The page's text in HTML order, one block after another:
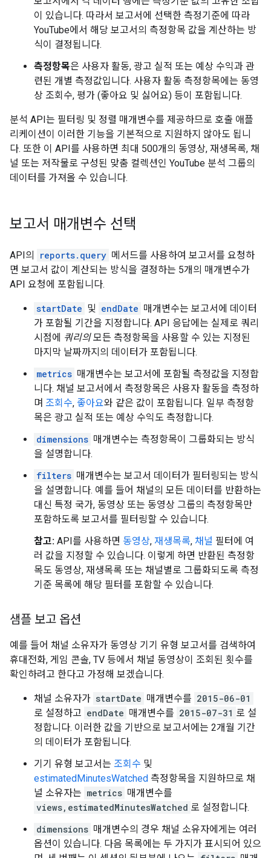
이 있습니다. 따라서 보고서에 선택한 측정기준에 따라
YouTube에서 해당 보고서의 측정항목 값을 계산하는 방
식이 결정됩니다.
측정항목은 사용자 활동, 광고 실적 또는 예상 수익과 관
련된 개별 측정값입니다. 사용자 활동 측정항목에는 동영
상 조회수, 평가 (좋아요 및 싫어요) 등이 포함됩니다.
분석 API는 필터링 및 정렬 매개변수를 제공하므로 호출 애플
리케이션이 이러한 기능을 기본적으로 지원하지 않아도 됩니
다. 또한 이 API를 사용하면 최대 500개의 동영상, 재생목록, 채
널 또는 저작물로 구성된 맞춤 컬렉션인 YouTube 분석 그룹의
데이터를 가져올 수 있습니다.
보고서 매개변수 선택
API의 reports.query 메서드를 사용하여 보고서를 요청하
면 보고서 값이 계산되는 방식을 결정하는 5개의 매개변수가
API 요청에 포함됩니다.
startDate 및 endDate 매개변수는 보고서에 데이터
가 포함될 기간을 지정합니다. API 응답에는 실제로 쿼리
시점에
쿼리의모든 측정항목을 사용할 수 있는 지정된
마지막 날짜까지의 데이터가 포함됩니다.
metrics 매개변수는 보고서에 포함될 측정값을 지정합
니다. 채널 보고서에서 측정항목은 사용자 활동을 측정하
며 조회수, 좋아요와 같은 값이 포함됩니다. 일부 측정항
목은 광고 실적 또는 예상 수익도 측정합니다.
dimensions 매개변수는 측정항목이 그룹화되는 방식
을 설명합니다.
filters 매개변수는 보고서 데이터가 필터링되는 방식
을 설명합니다. 예를 들어 채널의 모든 데이터를 반환하는
대신 특정 국가, 동영상 또는 동영상 그룹의 측정항목만
포함하도록 보고서를 필터링할 수 있습니다.
참고: API를 사용하면 동영상, 재생목록, 채널 필터에 여
러 값을 지정할 수 있습니다. 이렇게 하면 반환된 측정항
목도 동영상, 재생목록 또는 채널별로 그룹화되도록 측정
기준 목록에 해당 필터를 포함할 수 있습니다.
샘플 보고 옵션
예를 들어 채널 소유자가 동영상 기기 유형 보고서를 검색하여
휴대전화, 게임 콘솔, TV 등에서 채널 동영상이 조회된 횟수를
확인하려고 한다고 가정해 보겠습니다.
채널 소유자가 startDate 매개변수를 2015-06-01
로 설정하고 endDate 매개변수를 2015-07-31 로 설
정합니다. 이러한 값을 기반으로 보고서에는 2개월 기간
의 데이터가 포함됩니다.
기기 유형 보고서는 조회수 및
estimatedMinutesWatched 측정항목을 지원하므로 채
널 소유자는 metrics 매개변수를
views,estimatedMinutesWatched 로 설정합니다.
dimensions 매개변수의 경우 채널 소유자에게는 여러
옵션이 있습니다. 다음 목록에는 두 가지가 표시되어 있으